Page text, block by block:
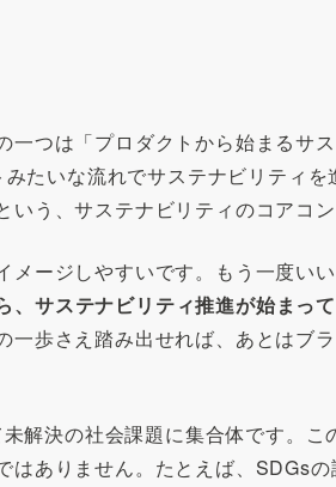
つは「プロダクトから始まるサ
いな流れでサステナビリティを
う、サステナビリティのコアコン
ージしやすいです。もう一度い
サステナビリティ推進が始まっ
歩さえ踏み出せれば、あとはブ
解決の社会課題に集合体です。こ
ありません。たとえば、SDGs